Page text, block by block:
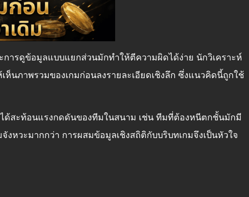
ารดูข้อมูลแบบแยกส่วนมักทำให้ตีความผิดได้ง่าย นักวิเคราะห์
นภาพรวมของเกมก่อนลงรายละเอียดเชิงลึก ซึ่งแนวคิดนี้ถูกใช้
ได้สะท้อนแรงกดดันของทีมในสนาม เช่น ทีมที่ต้องหนีตกชั้นมักมี
หวะมากกว่า การผสมข้อมูลเชิงสถิติกับบริบทเกมจึงเป็นหัวใจ